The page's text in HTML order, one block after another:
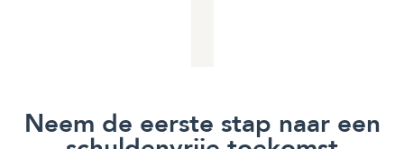
Neem de eerste stap naar een